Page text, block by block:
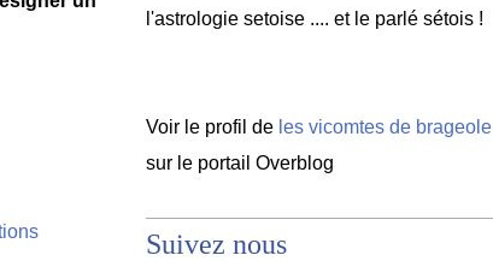
l'astrologie setoise .... et le parlé sétois !
Voir le profil de les vicomtes de brageole
sur le portail Overblog
Suivez nous